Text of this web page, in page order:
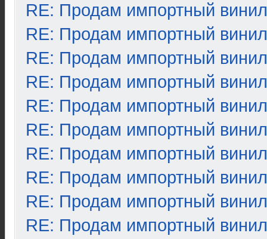
RE: Продам импортный винил
RE: Продам импортный винил
RE: Продам импортный винил
RE: Продам импортный винил
RE: Продам импортный винил
RE: Продам импортный винил
RE: Продам импортный винил
RE: Продам импортный винил
RE: Продам импортный винил
RE: Продам импортный винил